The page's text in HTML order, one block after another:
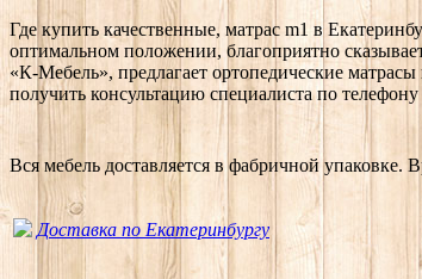
Где купить качественные, матрас m1 в
оптимальном положении, благоприятно
«К-Мебель», предлагает ортопедические
получить консультацию специалиста по
Вся мебель доставляется в фабричной упаковке.
Доставка по Екатеринбургу